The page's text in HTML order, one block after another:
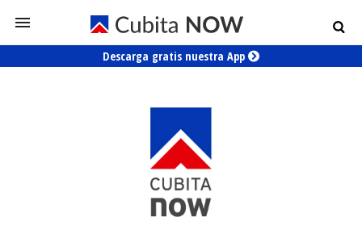
Descarga gratis nuestra App